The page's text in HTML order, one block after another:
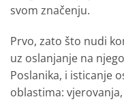
svom značenju.
Prvo, zato što nudi
uz oslanjanje na
Poslanika, i isticanje
oblastima: